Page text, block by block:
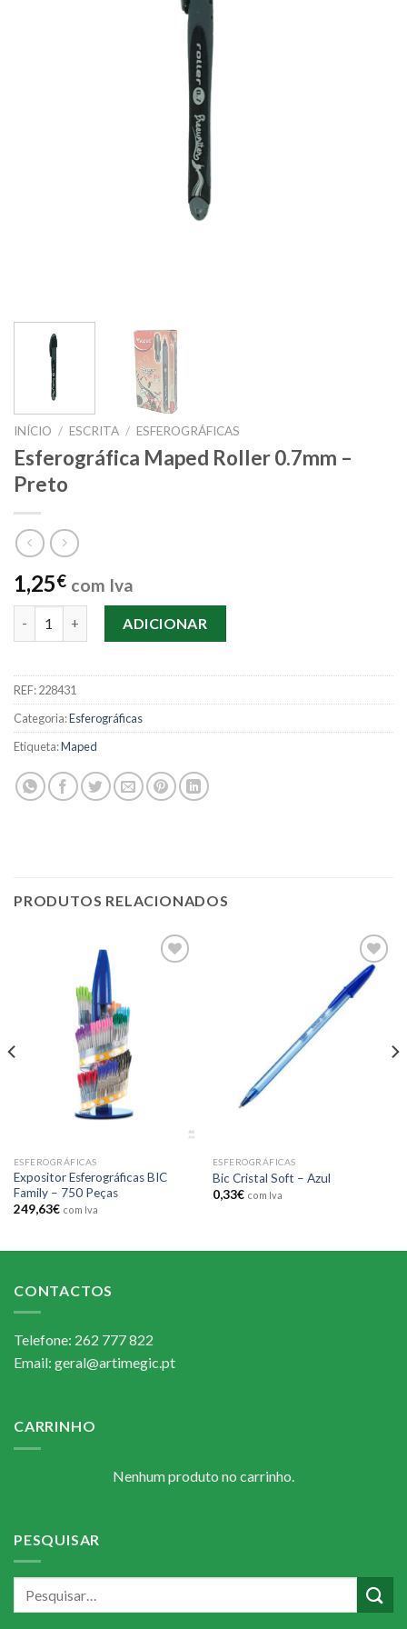
INÍCIO / ESCRITA / ESFEROGRÁFICAS
Esferográfica Maped Roller 0.7mm –
Preto
1,25€ com Iva
ADICIONAR
REF:228431
Categoria:Esferográficas
Etiqueta:Maped
PRODUTOS RELACIONADOS
ESFEROGRÁFICAS
Expositor Esferográficas BIC
Family – 750 Peças
249,63€ com Iva
ESFEROGRÁFICAS
Bic Cristal Soft – Azul
0,33€ com Iva
CONTACTOS
Telefone: 262 777 822
Email: geral@artimegic.pt
CARRINHO
Nenhum produto no carrinho.
PESQUISAR